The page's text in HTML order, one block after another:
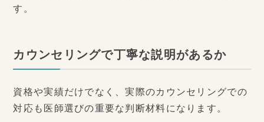
す。
カウンセリングで丁寧な説明があるか
資格や実績だけでなく、実際のカウンセリングでの
対応も医師選びの重要な判断材料になります。